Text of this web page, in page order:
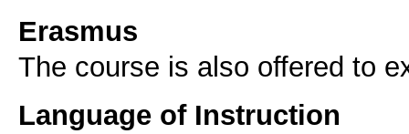
Erasmus
The course is also offered to
Language of Instruction